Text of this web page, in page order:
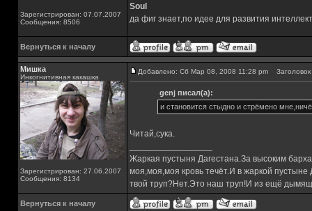
Зарегистрирован: 07.07.2007
Сообщения: 8506
Soul
да фиг знает,по идее для развития
Вернуться к началу
Мишка
Инкогнитивная какашка
Зарегистрирован: 27.06.2007
Сообщения: 8134
Добавлено: Сб Мар 08, 2008 11:28 pm
genj писал(а):
и становится стыдно и стрёмено
Читай,сука.
Жаркая пустыня Дагестана.За высоким
моя,моя,моя кровь течёт.И в жаркой
твой труп?Нет.Это наш труп!И из ещё
Вернуться к началу